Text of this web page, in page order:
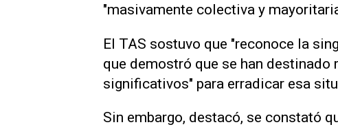
"masivamente colectiva y
El TAS sostuvo que "reconoce la
que demostró que se han
significativos" para erradicar esa
Sin embargo, destacó, se constató